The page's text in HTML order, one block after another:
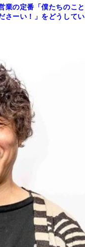
業の定番「僕たちのこと
さーい！」をどうしてい